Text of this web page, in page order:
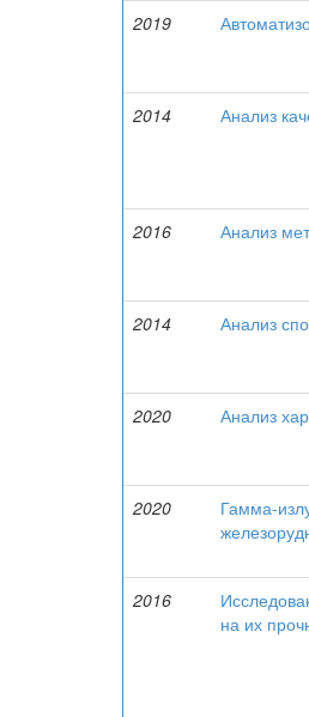
2019
2014
Анализ
2016
Анализ
2014
Анализ
2020
Анализ
2020
Гамма-
2016
на их